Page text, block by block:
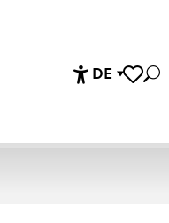
DE